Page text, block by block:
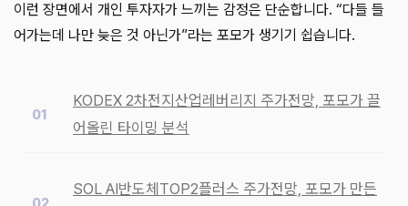
이런 장면에서 개인 투자자가 느끼는 감정은 단순합니다. “다들 들
어가는데 나만 늦은 것 아닌가”라는 포모가 생기기 쉽습니다.
KODEX 2차전지산업레버리지 주가전망, 포모가 끌
어올린 타이밍 분석
SOL AI반도체TOP2플러스 주가전망, 포모가 만든